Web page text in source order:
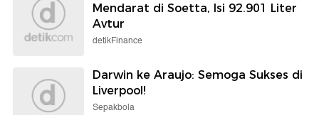
Mendarat di Soetta, Isi 92.901 Liter
Avtur
detikFinance
Darwin ke Araujo: Semoga Sukses di
Liverpool!
Sepakbola